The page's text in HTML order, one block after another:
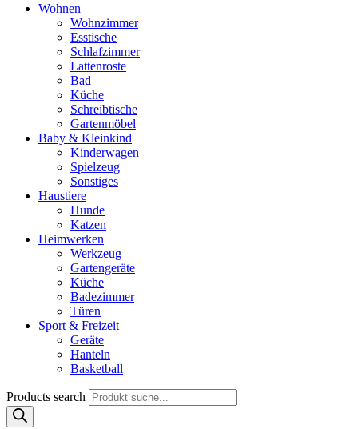
Wohnen
Wohnzimmer
Esstische
Schlafzimmer
Lattenroste
Bad
Küche
Schreibtische
Gartenmöbel
Baby & Kleinkind
Kinderwagen
Spielzeug
Sonstiges
Haustiere
Hunde
Katzen
Heimwerken
Werkzeug
Gartengeräte
Küche
Badezimmer
Türen
Sport & Freizeit
Geräte
Hanteln
Basketball
Products search